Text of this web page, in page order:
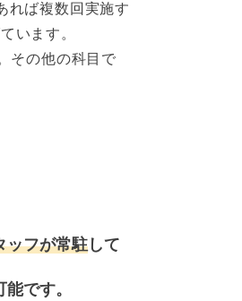
れば複数回実施す
います。
その他の科目で
ッフが常駐 して
です。